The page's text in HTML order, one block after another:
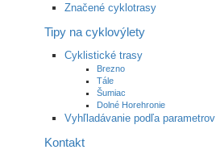
Značené cyklotrasy
Tipy na cyklovýlety
Cyklistické trasy
Brezno
Tále
Šumiac
Dolné Horehronie
Vyhľladávanie podľa parametrov
Kontakt